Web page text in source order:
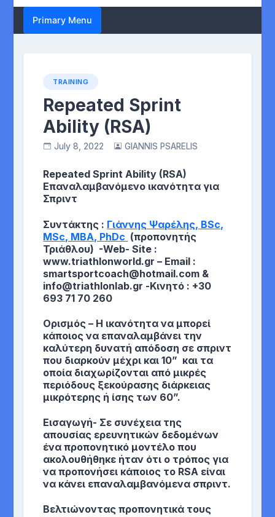
Primary Menu
TRAINING
Repeated Sprint
Ability (RSA)
July 8, 2022 GIANNIS PSARELIS
Repeated Sprint Ability (RSA)
Επαναλαμβανόμενο ικανότητα για
Σπριντ
Συντάκτης : Γιάννης Ψαρέλης, BSc,
MSc, MBA, PhDc (προπονητής
Τριάθλου) -Web- Site :
www.triathlonworld.gr – Email :
smartsportcoach@hotmail.com &
info@triathlonlab.gr -Κινητό : +30
693 71 70 260
Ορισμός– H ικανότητα να μπορεί
κάποιος να επαναλαμβάνει την
καλύτερη δυνατή απόδοση σε σπριντ
που διαρκούν μέχρι και 10” και τα
οποία διαχωρίζονται από μικρές
περιόδους ξεκούρασης διάρκειας
μικρότερης ή ίσης των 60”.
Εισαγωγή- Σε συνέχεια της
απουσίας ερευνητικών δεδομένων
ένα προπονητικό μοντέλο που
ακολουθήθηκε ήταν ότι ο τρόπος για
να προπονήσει κάποιος το RSA είναι
να κάνει επαναλαμβανόμενα σπριντ.
Βελτιώνοντας προπονητικά τους